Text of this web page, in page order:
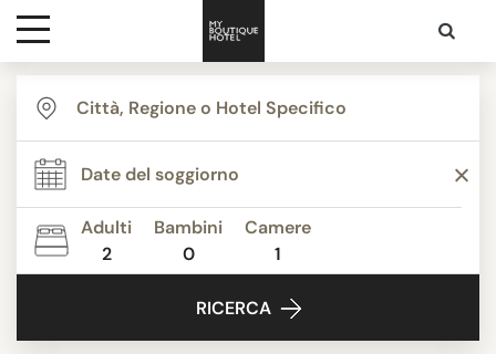
Destinazioni
Ispirazione
Contatti
Adulti
2
Bambini
0
Camere
1
RICERCA